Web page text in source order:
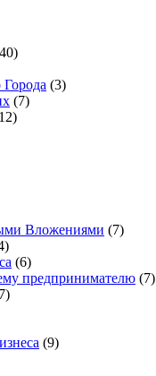
(3)
(7)
Вложениями (7)
(6)
предпринимателю (7)
(9)